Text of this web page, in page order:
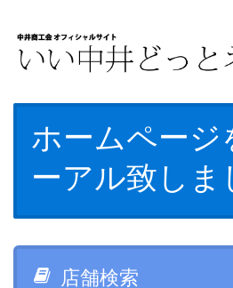
ホームページ
ーアル致しま
店舗検索